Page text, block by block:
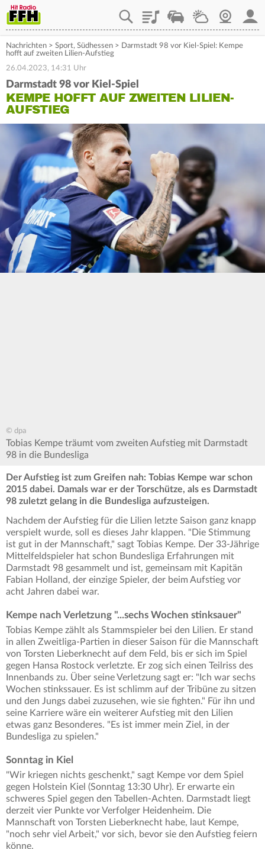
PlaylistStaupilotWetterWebcam
Nachrichten > Sport, Südhessen > Darmstadt 98 vor Kiel-Spiel: Kempe
hofft auf zweiten Lilien-Aufstieg
26.04.2023, 14:31 Uhr
Darmstadt 98 vor Kiel-Spiel
KEMPE HOFFT AUF ZWEITEN LILIEN-
AUFSTIEG
© dpa
Tobias Kempe träumt vom zweiten Aufstieg mit Darmstadt
98 in die Bundesliga
Der Aufstieg ist zum Greifen nah: Tobias Kempe war schon
2015 dabei. Damals war er der Torschütze, als es Darmstadt
98 zuletzt gelang in die Bundesliga aufzusteigen.
Nachdem der Aufstieg für die Lilien letzte Saison ganz knapp
verspielt wurde, soll es dieses Jahr klappen. "Die Stimmung
ist gut in der Mannschaft," sagt Tobias Kempe. Der 33-Jährige
Mittelfeldspieler hat schon Bundesliga Erfahrungen mit
Darmstadt 98 gesammelt und ist, gemeinsam mit Kapitän
Fabian Holland, der einzige Spieler, der beim Aufstieg vor
acht Jahren dabei war.
Kempe nach Verletzung "...sechs Wochen stinksauer"
Tobias Kempe zählt als Stammspieler bei den Lilien. Er stand
in allen Zweitliga-Partien in dieser Saison für die Mannschaft
von Torsten Lieberknecht auf dem Feld, bis er sich im Spiel
gegen Hansa Rostock verletzte. Er zog sich einen Teilriss des
Innenbands zu. Über seine Verletzung sagt er: "Ich war sechs
Wochen stinkssauer. Es ist schlimm auf der Tribüne zu sitzen
und den Jungs dabei zuzusehen, wie sie fighten." Für ihn und
seine Karriere wäre ein weiterer Aufstieg mit den Lilien
etwas ganz Besonderes. "Es ist immer mein Ziel, in der
Bundesliga zu spielen."
Sonntag in Kiel
"Wir kriegen nichts geschenkt," sagt Kempe vor dem Spiel
gegen Holstein Kiel (Sonntag 13:30 Uhr). Er erwarte ein
schweres Spiel gegen den Tabellen-Achten. Darmstadt liegt
derzeit vier Punkte vor Verfolger Heidenheim. Die
Mannschaft von Torsten Lieberknecht habe, laut Kempe,
"noch sehr viel Arbeit," vor sich, bevor sie den Aufstieg feiern
könne.